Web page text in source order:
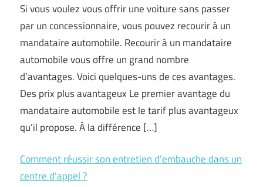
Si vous voulez vous offrir une voiture sans passer
par un concessionnaire, vous pouvez recourir à un
mandataire automobile. Recourir à un mandataire
automobile vous offre un grand nombre
d’avantages. Voici quelques-uns de ces avantages.
Des prix plus avantageux Le premier avantage du
mandataire automobile est le tarif plus avantageux
qu’il propose. À la différence […]
Comment réussir son entretien d’embauche dans un
centre d’appel ?